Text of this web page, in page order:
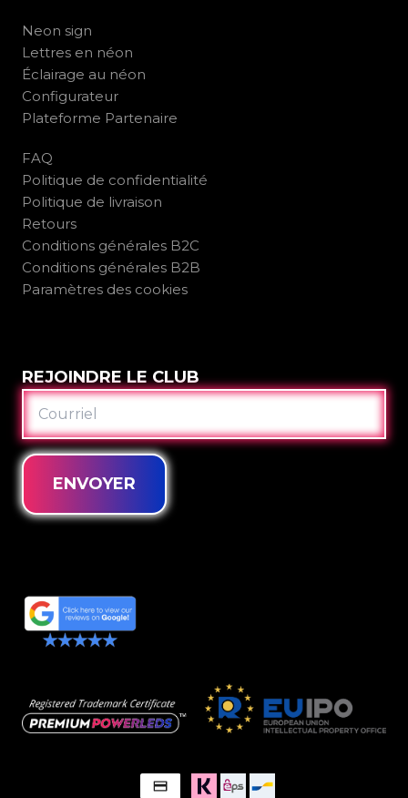
Neon sign
Lettres en néon
Éclairage au néon
Configurateur
Plateforme Partenaire
FAQ
Politique de confidentialité
Politique de livraison
Retours
Conditions générales B2C
Conditions générales B2B
Paramètres des cookies
REJOINDRE LE CLUB
COURRIEL
ENVOYER